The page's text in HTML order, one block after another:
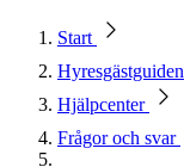
Start
Hyresgästguiden
Hjälpcenter
Frågor och svar